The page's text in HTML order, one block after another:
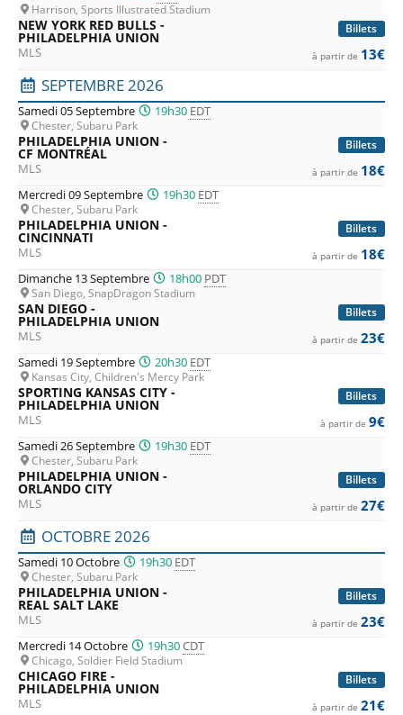
Harrison, Sports Illustrated Stadium
Billets
NEW YORK RED BULLS -
PHILADELPHIA UNION
MLS à partir de 13€
SEPTEMBRE 2026
Samedi 05 Septembre 19h30 EDT
Chester, Subaru Park
Billets
PHILADELPHIA UNION -
CF MONTRÉAL
MLS à partir de 18€
Mercredi 09 Septembre 19h30 EDT
Chester, Subaru Park
Billets
PHILADELPHIA UNION -
CINCINNATI
MLS à partir de 18€
Dimanche 13 Septembre 18h00 PDT
San Diego, SnapDragon Stadium
Billets
SAN DIEGO -
PHILADELPHIA UNION
MLS à partir de 23€
Samedi 19 Septembre 20h30 EDT
Kansas City, Children's Mercy Park
Billets
SPORTING KANSAS CITY -
PHILADELPHIA UNION
MLS à partir de 9€
Samedi 26 Septembre 19h30 EDT
Chester, Subaru Park
Billets
PHILADELPHIA UNION -
ORLANDO CITY
MLS à partir de 27€
OCTOBRE 2026
Samedi 10 Octobre 19h30 EDT
Chester, Subaru Park
Billets
PHILADELPHIA UNION -
REAL SALT LAKE
MLS à partir de 23€
Mercredi 14 Octobre 19h30CDT
Chicago, Soldier Field Stadium
Billets
CHICAGO FIRE -
PHILADELPHIA UNION
MLS à partir de 21€